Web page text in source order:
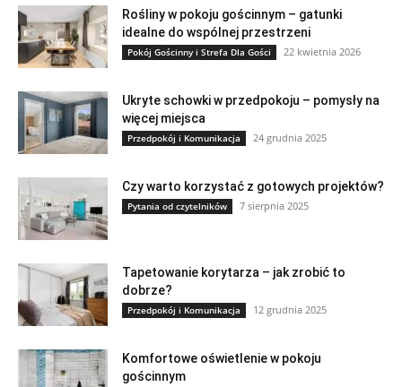
Rośliny w pokoju gościnnym – gatunki
idealne do wspólnej przestrzeni
Pokój Gościnny i Strefa Dla Gości 22 kwietnia 2026
Ukryte schowki w przedpokoju – pomysły na
więcej miejsca
Przedpokój i Komunikacja 24 grudnia 2025
Czy warto korzystać z gotowych projektów?
Pytania od czytelników 7 sierpnia 2025
Tapetowanie korytarza – jak zrobić to
dobrze?
Przedpokój i Komunikacja 12 grudnia 2025
Komfortowe oświetlenie w pokoju
gościnnym